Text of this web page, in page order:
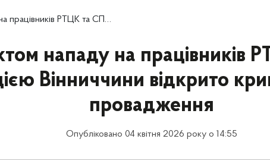
Вінниччини відкрито кримінальне провадження
нападу на працівників
Вінниччини відкрито
провадження
Опубліковано 04 квітня 2026 року о 14:55